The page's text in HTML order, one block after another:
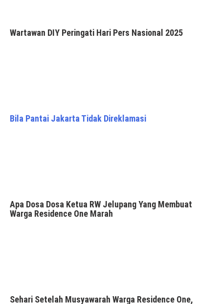
Wartawan DIY Peringati Hari Pers Nasional 2025
Bila Pantai Jakarta Tidak Direklamasi
Apa Dosa Dosa Ketua RW Jelupang Yang Membuat
Warga Residence One Marah
Sehari Setelah Musyawarah Warga Residence One,